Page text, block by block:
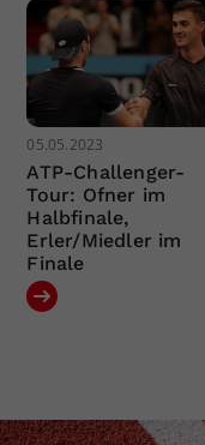
05.05.2023
ATP-Challenger-
Tour: Ofner im
Halbfinale,
Erler/Miedler im
Finale